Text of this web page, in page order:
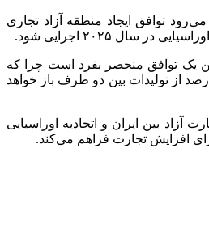
توافق ایجاد منطقه آزاد تجاری
در سال ۲۰۲۵ اجرایی شود.
یک توافق منحصر بفرد است چرا که
آن مسیر تبادل ۹۰ درصد از تولیدات بین دو طرف باز خواهد
آزاد بین ایران و اتحادیه اوراسیایی
افزایش تجارت فراهم می‌کند.